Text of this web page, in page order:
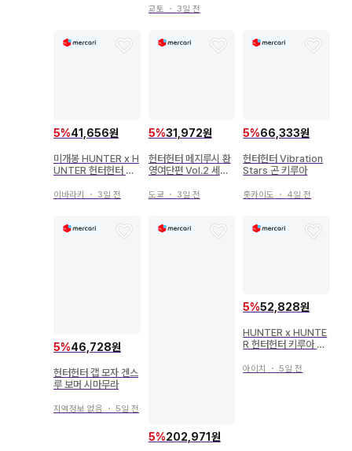
교토 ・ 3일 전
5%41,656원
미개봉 HUNTER x H
UNTER 헌터헌터 피
이바라키 ・ 3일 전
5%31,972원
헌터헌터 메지루시 환
영여단편 Vol.2 세미
도쿄 ・ 3일 전
5%66,333원
헌터헌터 Vibration
Stars 곤 키루아
홋카이도 ・ 4일 전
5%46,728원
헌터헌터 캡 모자 겐스
루 보머 시마무라
지역정보 없음 ・ 5일 전
5%202,971원
5%52,828원
HUNTER x HUNTE
R 헌터헌터 키루아 홀
아이치 ・5일 전